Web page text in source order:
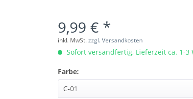
9,99 € *
inkl. MwSt.zzgl. Versandkosten
Sofort versandfertig, Lieferzeit ca. 1-3
Farbe: